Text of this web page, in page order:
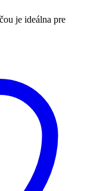
je ideálna pre